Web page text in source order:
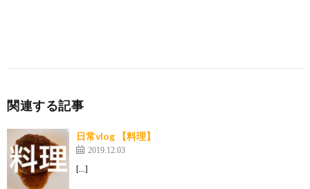
関連する記事
日常vlog 【料理】
2019.12.03
[…]